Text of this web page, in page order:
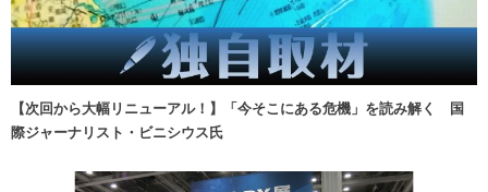
【次回から大幅リニューアル！】「今そこにある危機」を読み解く 国
際ジャーナリスト・ビニシウス氏